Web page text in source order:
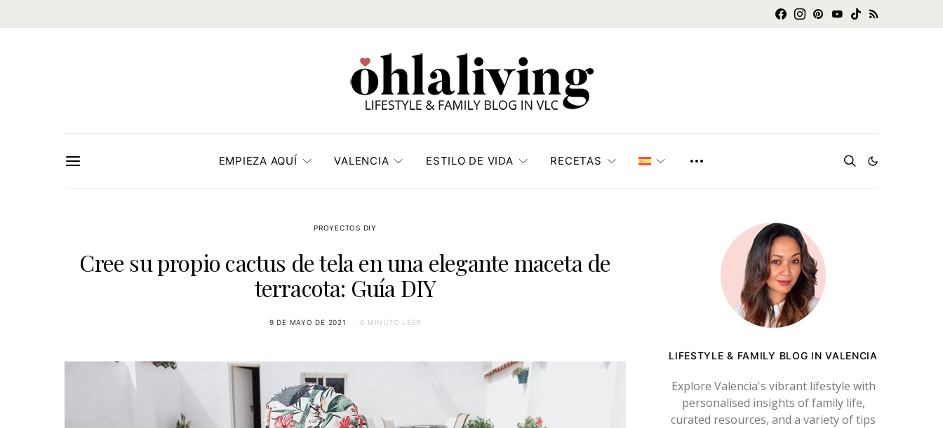
EMPIEZA AQUÍ VALENCIA ESTILO DE VIDA RECETAS
PROYECTOS DIY
Cree su propio cactus de tela en una elegante maceta de
terracota: Guía DIY
9 DE MAYO DE 2021 6 MINUTO LEER
LIFESTYLE & FAMILY BLOG IN VALENCIA
Explore Valencia's vibrant lifestyle with
personalised insights of family life,
curated resources, and a variety of tips